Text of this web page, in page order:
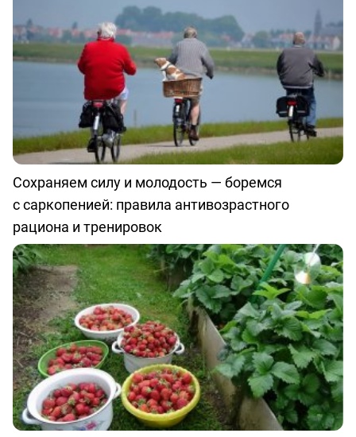
Сохраняем силу и молодость — боремся
с саркопенией: правила антивозрастного
рациона и тренировок